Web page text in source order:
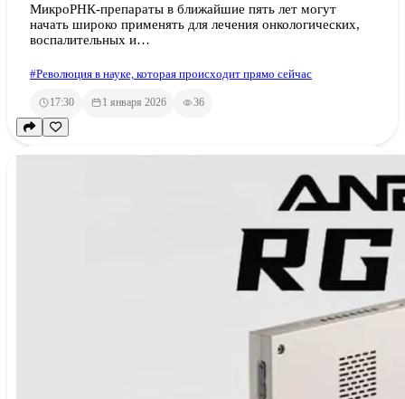
МикроРНК-препараты в ближайшие пять лет могут
начать широко применять для лечения онкологических,
воспалительных и…
#Революция в науке, которая происходит прямо сейчас
17:30 1 января 2026 36